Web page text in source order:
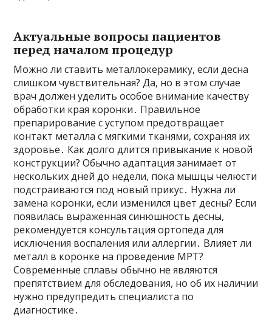
Актуальные вопросы пациентов
перед началом процедур
Можно ли ставить металлокерамику, если десна
слишком чувствительная? Да, но в этом случае
врач должен уделить особое внимание качеству
обработки края коронки․ Правильное
препарирование с уступом предотвращает
контакт металла с мягкими тканями, сохраняя их
здоровье․ Как долго длится привыкание к новой
конструкции? Обычно адаптация занимает от
нескольких дней до недели, пока мышцы челюсти
подстраиваются под новый прикус․ Нужна ли
замена коронки, если изменился цвет десны? Если
появилась выраженная синюшность десны,
рекомендуется консультация ортопеда для
исключения воспаления или аллергии․ Влияет ли
металл в коронке на проведение МРТ?
Современные сплавы обычно не являются
препятствием для обследования, но об их наличии
нужно предупредить специалиста по
диагностике․